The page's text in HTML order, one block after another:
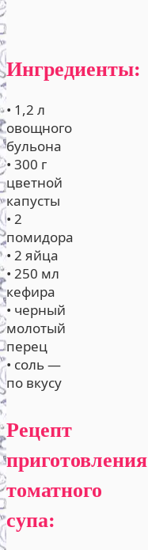
Ингредиенты:
• 1,2 л
овощного
бульона
• 300 г
цветной
капусты
• 2
помидора
• 2 яйца
• 250 мл
кефира
• черный
молотый
перец
• соль —
по вкусу
Рецепт
приготовления
томатного
супа: